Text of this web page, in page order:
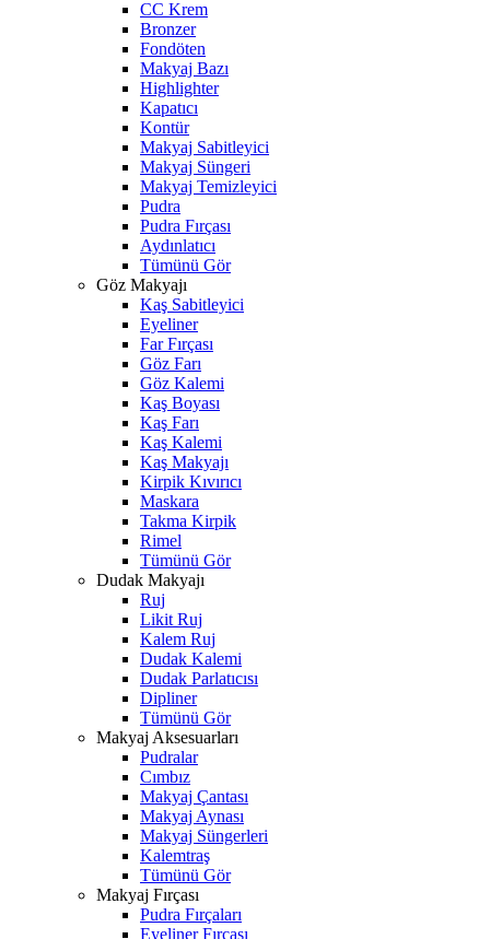
CC Krem
Bronzer
Fondöten
Makyaj Bazı
Highlighter
Kapatıcı
Kontür
Makyaj Sabitleyici
Makyaj Süngeri
Makyaj Temizleyici
Pudra
Pudra Fırçası
Aydınlatıcı
Tümünü Gör
Göz Makyajı
Kaş Sabitleyici
Eyeliner
Far Fırçası
Göz Farı
Göz Kalemi
Kaş Boyası
Kaş Farı
Kaş Kalemi
Kaş Makyajı
Kirpik Kıvırıcı
Maskara
Takma Kirpik
Rimel
Tümünü Gör
Dudak Makyajı
Ruj
Likit Ruj
Kalem Ruj
Dudak Kalemi
Dudak Parlatıcısı
Dipliner
Tümünü Gör
Makyaj Aksesuarları
Pudralar
Cımbız
Makyaj Çantası
Makyaj Aynası
Makyaj Süngerleri
Kalemtraş
Tümünü Gör
Makyaj Fırçası
Pudra Fırçaları
Eyeliner Fırçası